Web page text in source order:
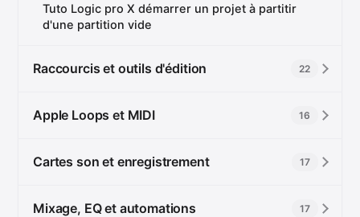
Tuto Logic pro X démarrer un projet à partitir
d'une partition vide
Raccourcis et outils d'édition 22
Apple Loops et MIDI 16
Cartes son et enregistrement 17
Mixage, EQ et automations 17